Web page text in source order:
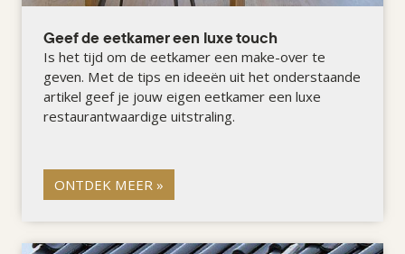
Geef de eetkamer een luxe touch
Is het tijd om de eetkamer een make-over te
geven. Met de tips en ideeën uit het onderstaande
artikel geef je jouw eigen eetkamer een luxe
restaurantwaardige uitstraling.
ONTDEK MEER »